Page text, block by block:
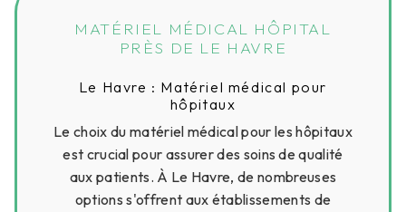
MATÉRIEL MÉDICAL HÔPITAL
PRÈS DE LE HAVRE
Le Havre : Matériel médical pour
hôpitaux
Le choix du matériel médical pour les hôpitaux
est crucial pour assurer des soins de qualité
aux patients. À Le Havre, de nombreuses
options s'offrent aux établissements de